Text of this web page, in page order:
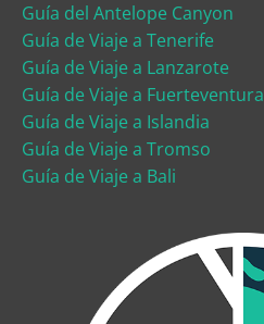
Guía del Antelope Canyon
Guía de Viaje a Tenerife
Guía de Viaje a Lanzarote
Guía de Viaje a Fuerteventura
Guía de Viaje a Islandia
Guía de Viaje a Tromso
Guía de Viaje a Bali